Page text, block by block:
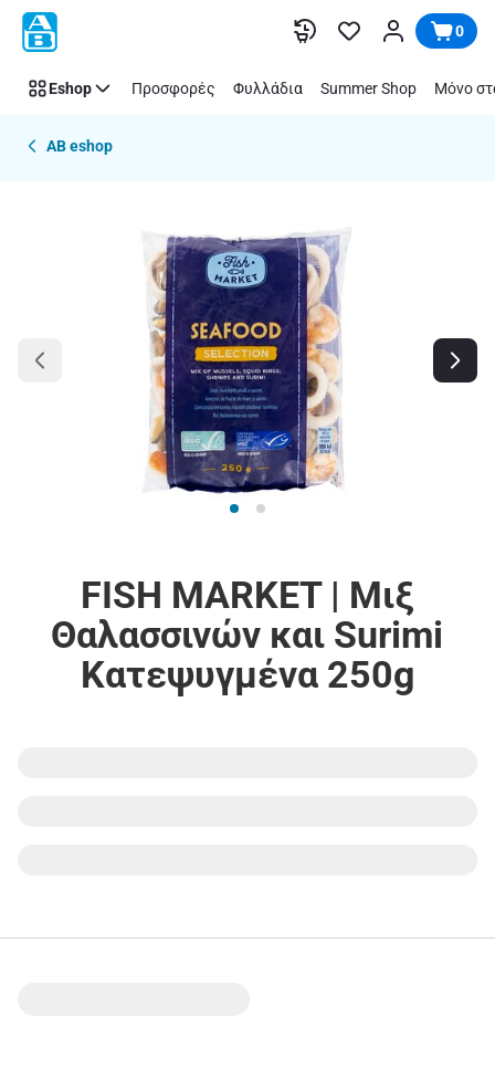
Παράλειψη 0
Eshop Προσφορές Φυλλάδια Summer Shop Μόνο
AB eshop
FISH MARKET | Μιξ
Θαλασσινών και Surimi
Κατεψυγμένα 250g